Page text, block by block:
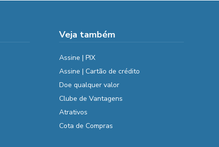
Veja também
Assine | PIX
Assine | Cartão de crédito
Doe qualquer valor
Clube de Vantagens
Atrativos
Cota de Compras